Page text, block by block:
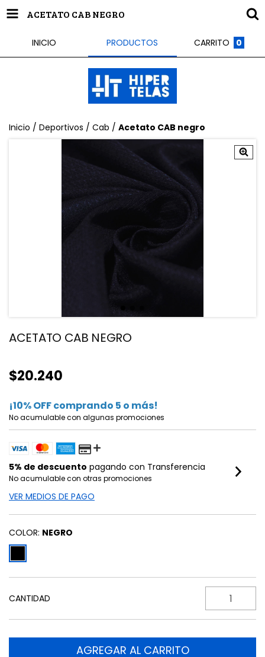
ACETATO CAB NEGRO
INICIO PRODUCTOS CARRITO 0
Inicio / Deportivos / Cab / Acetato CAB negro
ACETATO CAB NEGRO
$20.240
¡10% OFF comprando 5 o más!
No acumulable con algunas promociones
5% de descuento pagando con Transferencia
No acumulable con otras promociones
VER MEDIOS DE PAGO
COLOR: NEGRO
CANTIDAD